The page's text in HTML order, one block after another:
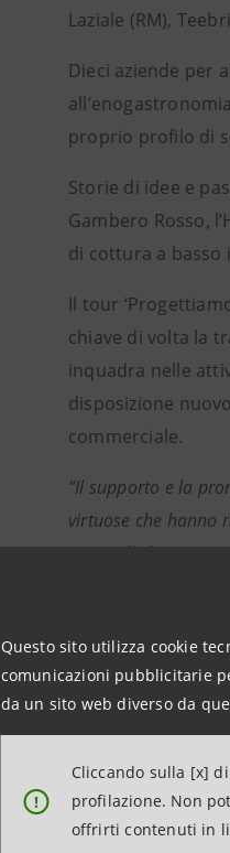
Questo sito utilizza cookie
comunicazioni pubblicitarie
da un sito web diverso da
!
Cliccando sulla [x]
profilazione. Non
offrirti contenuti in
Laziale (RM),
Dieci aziende per
proprio profilo di
Storie di idee e
Gambero Rosso,
di cottura a
Il tour
chiave di volta la
inquadra nelle
disposizione
commerciale.
“Il supporto e la
virtuose che hanno
come all’elemento
conoscerle e
finalizzate ad
Le aziende